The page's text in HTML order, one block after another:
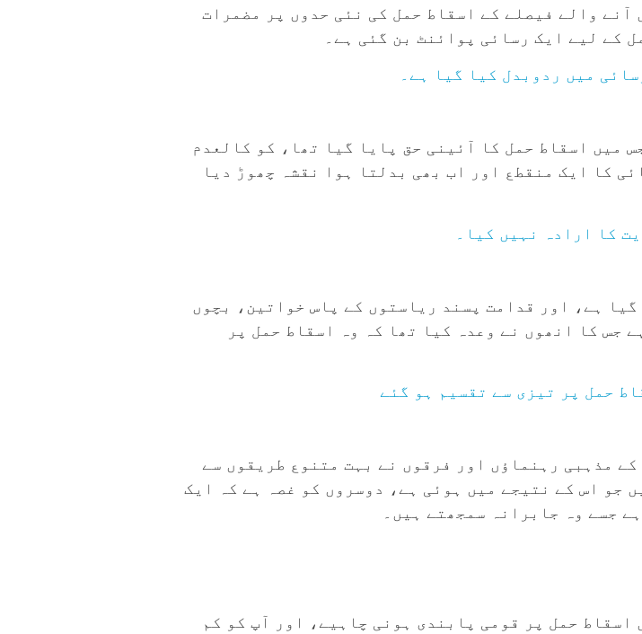
کی پابندی کے بارے میں آنے والے فیصلے کے اسقاط حمل کی نئی حدوں پر مضمرات
کے لیے ایک رسائی پوائنٹ بن گئی ہے۔
سے رو بمقابلہ ویڈ، 1973 کے فیصلے کو جس میں اسقاط حمل کا آئینی حق پایا گیا تھا، کو کالعدم
کا ایک منقطع اور اب بھی بدلتا ہوا نقشہ چھوڑ دیا
کا ارادہ نہیں کیا۔
ہے، اور قدامت پسند ریاستوں کے پاس خواتین، بچوں
جس کا انھوں نے وعدہ کیا تھا کہ وہ اسقاط حمل پر
مذہبی رہنماؤں اور فرقوں نے بہت متنوع طریقوں سے
جو اس کے نتیجے میں ہوئی ہے، دوسروں کو غصہ ہے کہ ایک
جسے وہ جابرانہ سمجھتے ہیں۔
حمل پر قومی پابندی ہونی چاہیے، اور آپ کو کم